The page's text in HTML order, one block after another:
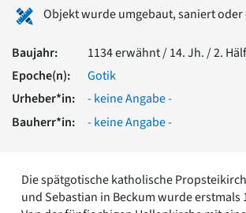
Romanik
Römische Antike
Über uns
Über baukunst-nrw
Freunde & Förderer
Datenschutz
Suchbegriff eingeben
Objekt wurde umgebaut, saniert
Baujahr:
1134 erwähnt / 14. Jh. / 2.
Epoche(n):
Gotik
Urheber*in:
- keine Angabe -
Bauherr*in:
- keine Angabe -
Die spätgotische katholische
und Sebastian in Beckum wurde erstmals